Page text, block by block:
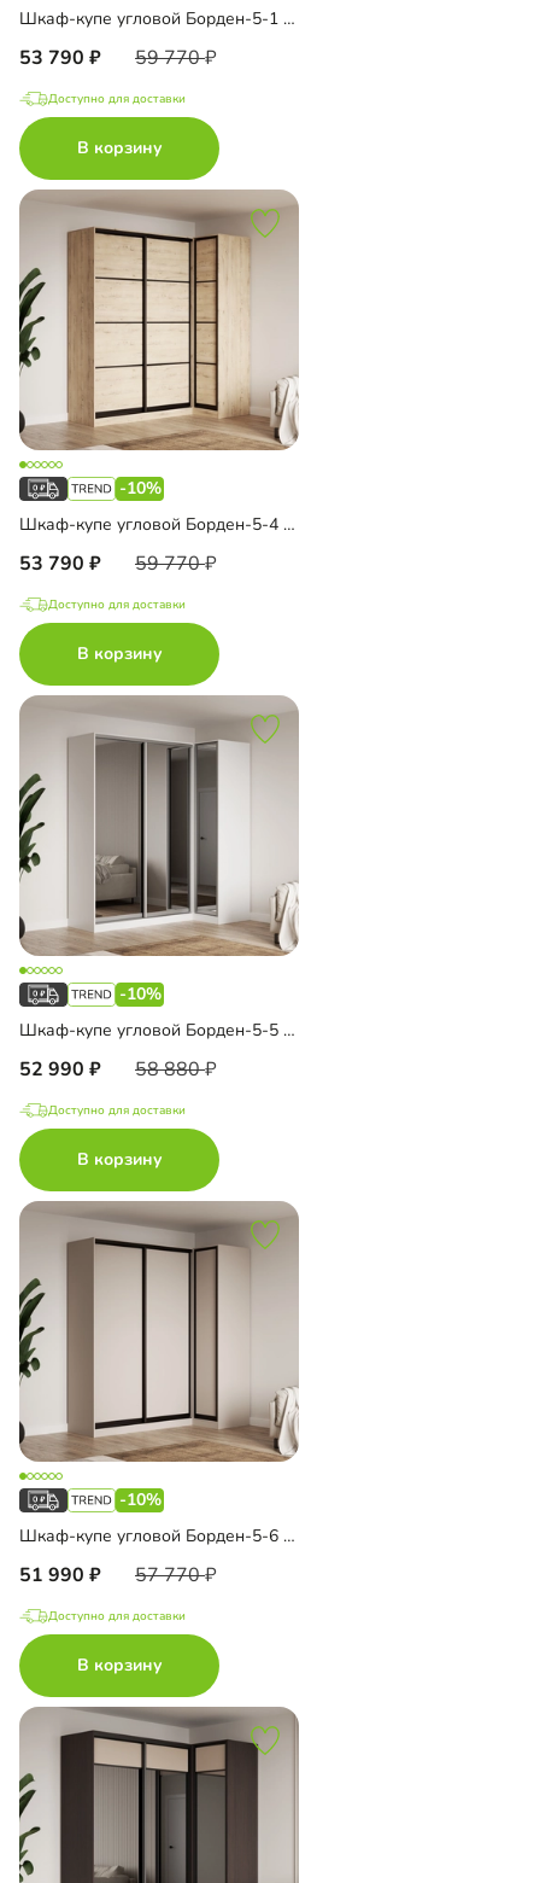
Шкаф-купе угловой Борден-5-1 1100
53 790 59 770
Доступно для доставки
В корзину
-10%
Шкаф-купе угловой Борден-5-4 1100
53 790 59 770
Доступно для доставки
В корзину
-10%
Шкаф-купе угловой Борден-5-5 1100
52 990 58 880
Доступно для доставки
В корзину
-10%
Шкаф-купе угловой Борден-5-6 1100
51 990 57 770
Доступно для доставки
В корзину